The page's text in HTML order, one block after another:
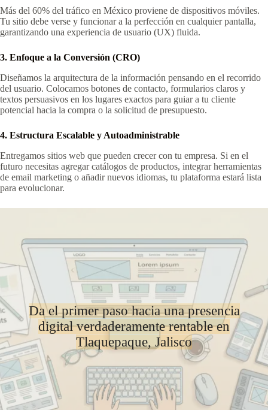
Más del 60% del tráfico en México proviene de dispositivos móviles.
Tu sitio debe verse y funcionar a la perfección en cualquier pantalla,
garantizando una experiencia de usuario (UX) fluida.
3. Enfoque a la Conversión (CRO)
Diseñamos la arquitectura de la información pensando en el recorrido
del usuario. Colocamos botones de contacto, formularios claros y
textos persuasivos en los lugares exactos para guiar a tu cliente
potencial hacia la compra o la solicitud de presupuesto.
4. Estructura Escalable y Autoadministrable
Entregamos sitios web que pueden crecer con tu empresa. Si en el
futuro necesitas agregar catálogos de productos, integrar herramientas
de email marketing o añadir nuevos idiomas, tu plataforma estará lista
para evolucionar.
Da el primer paso hacia una presencia
digital verdaderamente rentable en
Tlaquepaque, Jalisco